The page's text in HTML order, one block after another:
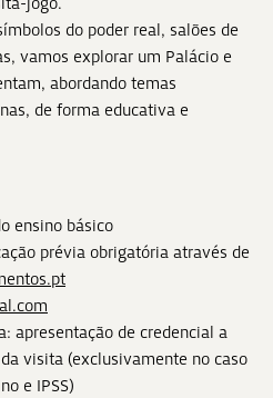
do poder real, salões de
vamos explorar um Palácio e
abordando temas
de forma educativa e
ensino básico
prévia obrigatória através de
apresentação de credencial a
visita (exclusivamente no caso
e IPSS)